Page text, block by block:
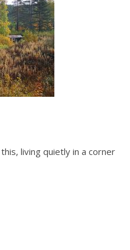
living quietly in a corner